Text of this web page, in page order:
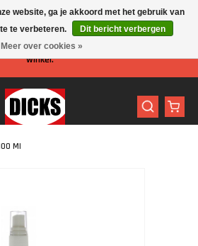
is er minder personeel aanwezig in de
winkel.
Ml
website, ga je akkoord met het gebruik van
te verbeteren.
Dit bericht verbergen
Meer over cookies »